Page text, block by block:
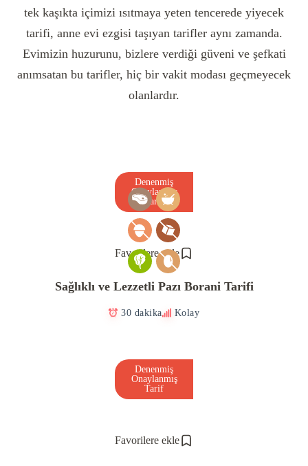
tek kaşıkta içimizi ısıtmaya yeten tencerede yiyecek
tarifi, anne evi ezgisi taşıyan tarifler aynı zamanda.
Evimizin huzurunu, bizlere verdiği güveni ve şefkati
anımsatan bu tarifler, hiç bir vakit modası geçmeyecek
olanlardır.
Favorilere ekle
Denenmiş
Onaylanmış
Tarif
Sağlıklı ve Lezzetli Pazı Borani Tarifi
30 dakika Kolay
Favorilere ekle
Denenmiş
Onaylanmış
Tarif